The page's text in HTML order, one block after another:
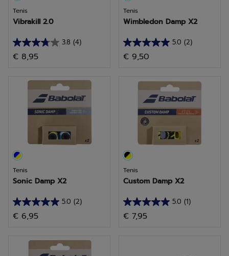
Tenis
Vibrakill 2.0
3.8 (4)
3.8
de
estrellas.
reseñas
€ 8,95
Tenis
Wimbledon Damp X2
5.0 (2)
5.0
de
estrellas.
reseñas
€ 9,50
Tenis
Sonic Damp X2
5.0 (2)
5.0
de
estrellas.
€ 6,95
Tenis
Custom Damp X2
5.0 (1)
5.0
de
€ 7,95